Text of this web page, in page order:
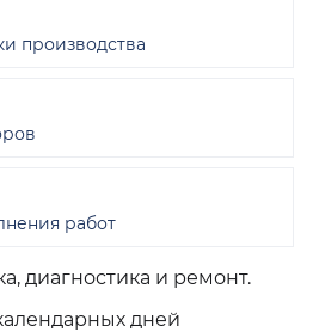
диагностика и ремонт.
дней
производства
работ